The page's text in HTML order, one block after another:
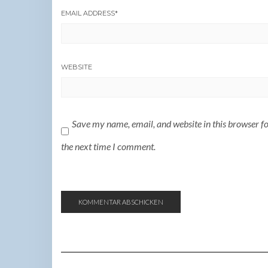
EMAIL ADDRESS*
WEBSITE
Save my name, email, and website in this browser
the next time I comment.